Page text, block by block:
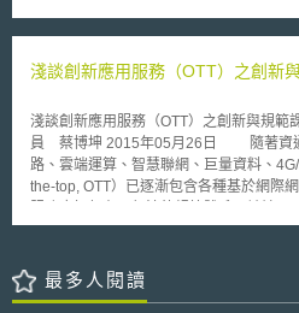
2010)，認為Google對於贗品販售者購買
易關係，並不足以讓Google與贗品之間建
贊助廣告的外觀與內容；而在2004年
告之後，Rosetta Stone的聲譽持續成長
的商標因為Google關鍵字廣告販售而淡化。 本案的判決可能終止
以來對於以商標作為搜尋引擎關鍵字的爭
與Google一案(562 F.3d 123, 2d Cir.
的商標使用行為，但這樣的行為是否構成
也越來越習慣分辨一般搜尋結果與贊助廣
要被認定為有混淆誤認之餘而構成侵權，
美國的著作權法不保護虛擬角色，但仍有
具有特別特色(especially distinctive)則可
前認為而暴雪公司目前提出角色姓名、服
尚無法說明暴雪公司所創角色具有獨特性
月22日發出正式聲明，認為現階段並非
全，並著手提交更詳盡的證據清單，暴雪
訟。 雖然暴雪公司在美國對莉莉斯訴訟遭受駁回，但其在中國大陸對
淺談創新應用服務（OTT）之創新
淺談創新應用服務（OTT）之創新與規範課題 科技法律研究所 法
員 蔡博坤 2015年05月26日 隨著資通訊科技快速的發展，例如網際網
路、雲端運算、智慧聯網、巨量資料、
the-top, OTT）已逐漸包含各種基於網際
均為所欲介紹的核心，本文係以美國作為
觀察 在美國，聯邦通訊委員會（Federal Communication
Commission, FCC）係美國境內主管電信
最多人閱讀